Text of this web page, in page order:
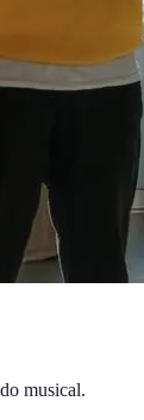
musical.